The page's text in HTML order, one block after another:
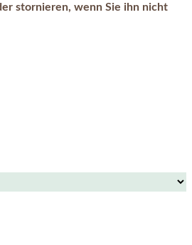
stornieren, wenn Sie ihn nicht